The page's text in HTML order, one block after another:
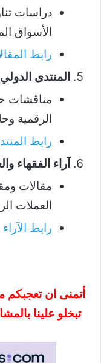
دراسات
الأسواق
رابط
المنتدى
مناقشات
الرقمية
رابط
آراء الفقهاء
مقالات
العملات
رابط الآراء
تبخلو علينا